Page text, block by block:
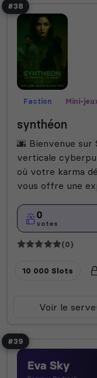
#38
Faction Mini-
synthéon
🌆 Bienvenue sur
verticale
où votre karma
vous offre une
0
votes
(0)
10 000 Slots
Voir le
#39